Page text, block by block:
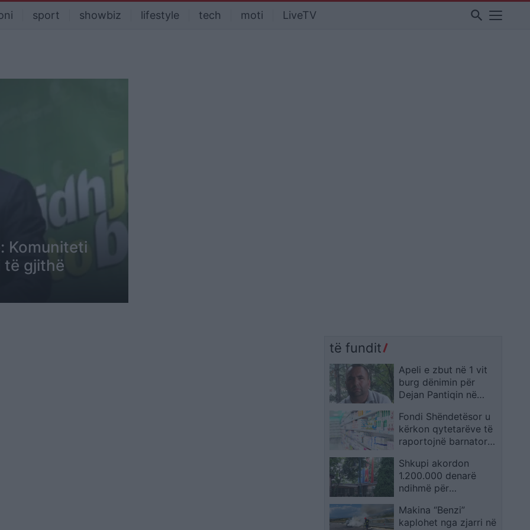
sport showbiz lifestyle tech moti LiveTV search
Komuniteti
të gjithë
të fundit
Apeli e zbut në 1 vit
burg dënimin për
Dejan Pantiqin në
zyrave të KKZ-së, lë
në fuqi pjesën tjetër
të aktgjykimit
Fondi Shëndetësor u
kërkon qytetarëve të
raportojnë barnatoret
recetë
Shkupi akordon
1.200.000 denarë
ndihmë për
tërmetit
Makina “Benzi”
kaplohet nga zjarri në